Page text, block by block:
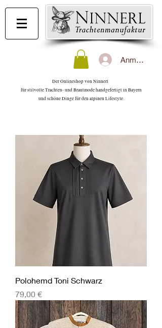
Anmelden
Der Onlineshop von Ninnerl
für stilvolle Trachten- und Brautmode handgefertigt in Bayern
und schöne Dinge für den alpinen Lifestyle.
Polohemd Toni Schwarz
Preis
79,00 €